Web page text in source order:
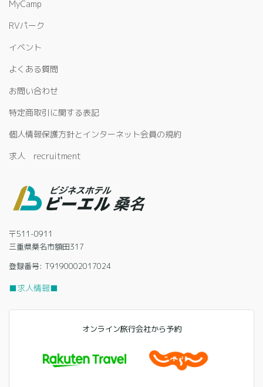
MyCamp
RVパーク
イベント
よくある質問
お問い合わせ
特定商取引に関する表記
個人情報保護方針とインターネット会員の規約
求人 recruitment
〒511-0911
三重県桑名市額田317
登録番号: T9190002017024
■求人情報■
オンライン旅行会社から予約